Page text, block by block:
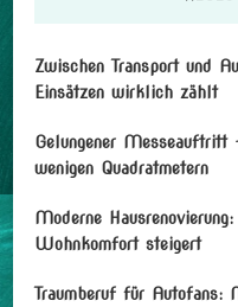
Zwischen Transport und
Einsätzen wirklich zählt
Gelungener
wenigen Quadratmetern
Moderne
Wohnkomfort steigert
Traumberuf für Autofans: